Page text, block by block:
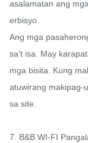
asalamatan ang
erbisyo.
Ang mga
sa't isa. May
mga bisita. Kung
atuwirang makipag-
sa site.
7. B&B WI-FI